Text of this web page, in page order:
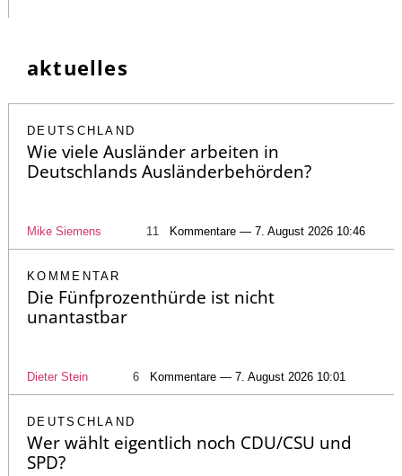
aktuelles
DEUTSCHLAND
Wie viele Ausländer arbeiten in
Deutschlands Ausländerbehörden?
Mike Siemens 11 Kommentare — 7. August 2026 10:46
KOMMENTAR
Die Fünfprozenthürde ist nicht
unantastbar
Dieter Stein 6 Kommentare — 7. August 2026 10:01
DEUTSCHLAND
Wer wählt eigentlich noch CDU/CSU und
SPD?